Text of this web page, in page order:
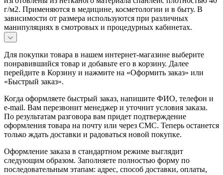
г/м2. Применяются в медицине, косметологии и в быту. В
зависимости от размера используются при различных
манипуляциях в смотровых и процедурных кабинетах.
Для покупки товара в нашем интернет-магазине выберите
понравившийся товар и добавьте его в корзину. Далее
перейдите в Корзину и нажмите на «Оформить заказ» или
«Быстрый заказ».
Когда оформляете быстрый заказ, напишите ФИО, телефон и
e-mail. Вам перезвонит менеджер и уточнит условия заказа.
По результатам разговора вам придет подтверждение
оформления товара на почту или через СМС. Теперь останется
только ждать доставки и радоваться новой покупке.
Оформление заказа в стандартном режиме выглядит
следующим образом. Заполняете полностью форму по
последовательным этапам: адрес, способ доставки, оплаты,